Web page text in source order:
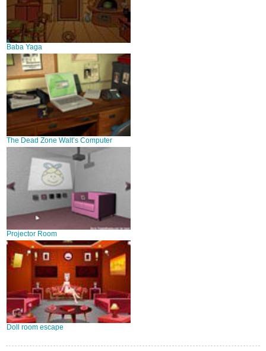
Baba Yaga
The Dead Zone Walt’s Computer
Projector Room
Doll room escape